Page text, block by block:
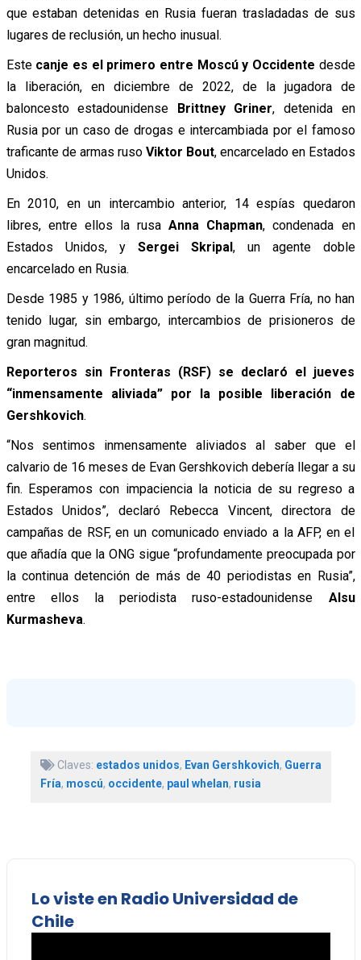
que estaban detenidas en Rusia fueran trasladadas de sus
lugares de reclusión, un hecho inusual.
Este canje es el primero entre Moscú y Occidente desde
la liberación, en diciembre de 2022, de la jugadora de
baloncesto estadounidense Brittney Griner, detenida en
Rusia por un caso de drogas e intercambiada por el famoso
traficante de armas ruso Viktor Bout, encarcelado en Estados
Unidos.
En 2010, en un intercambio anterior, 14 espías quedaron
libres, entre ellos la rusaAnna Chapman, condenada en
Estados Unidos, y Sergei Skripal, un agente doble
encarcelado en Rusia.
Desde 1985 y 1986, último período de la Guerra Fría, no han
tenido lugar, sin embargo, intercambios de prisioneros de
gran magnitud.
Reporteros sin Fronteras (RSF) se declaró el jueves
“inmensamente aliviada” por la posible liberación de
Gershkovich.
“Nos sentimos inmensamente aliviados al saber que el
calvario de 16 meses de Evan Gershkovich debería llegar a su
fin. Esperamos con impaciencia la noticia de su regreso a
Estados Unidos”, declaró Rebecca Vincent, directora de
campañas de RSF, en un comunicado enviado a la AFP, en el
que añadía que la ONG sigue “profundamente preocupada por
la continua detención de más de 40 periodistas en Rusia”,
entre ellos la periodista ruso-estadounidense Alsu
Kurmasheva.
Claves: estados unidos, Evan Gershkovich, Guerra
Fría, moscú, occidente, paul whelan, rusia
Lo viste en Radio Universidad de
Chile